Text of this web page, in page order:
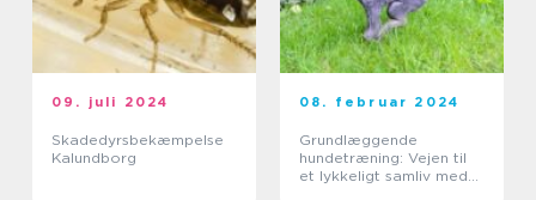
09. juli 2024
Skadedyrsbekæmpelse
Kalundborg
08. februar 2024
Grundlæggende
hundetræning: Vejen til
et lykkeligt samliv med